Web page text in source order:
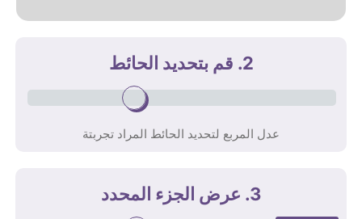
2. قم بتحديد الحائط
عدل المربع لتحديد الحائط المراد تجربتة
3. عرض الجزء المحدد